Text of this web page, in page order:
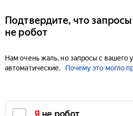
Подтвердите, что
не робот
Нам очень жаль, но запросы с вашего
автоматические.
Почему это могло
Я не робот